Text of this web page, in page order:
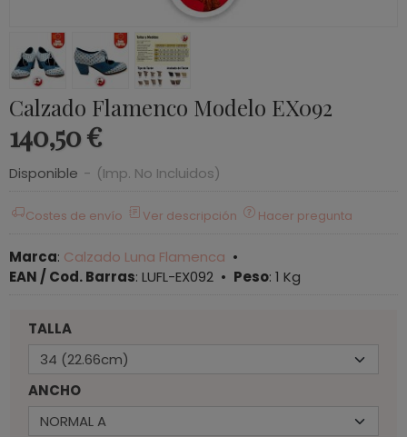
Calzado Flamenco Modelo EX092
140,50 €
Disponible - (Imp. No Incluidos)
Costes de envío Ver descripción Hacer pregunta
Marca: Calzado Luna Flamenca •
EAN / Cod. Barras: LUFL-EX092 • Peso: 1 Kg
TALLA
ANCHO